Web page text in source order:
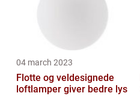
04 march 2023
Flotte og veldesignede
loftlamper giver bedre lys